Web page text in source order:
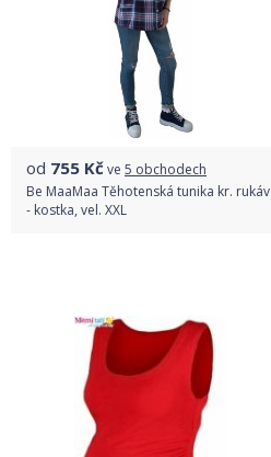
od 755 Kčve 5 obchodech
Be MaaMaa Těhotenská tunika kr. rukáv
- kostka, vel. XXL